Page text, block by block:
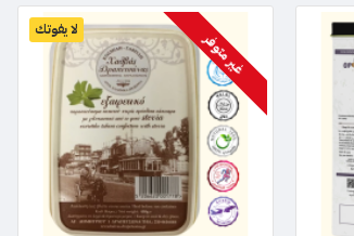
لا يفوتك
غير متوفر